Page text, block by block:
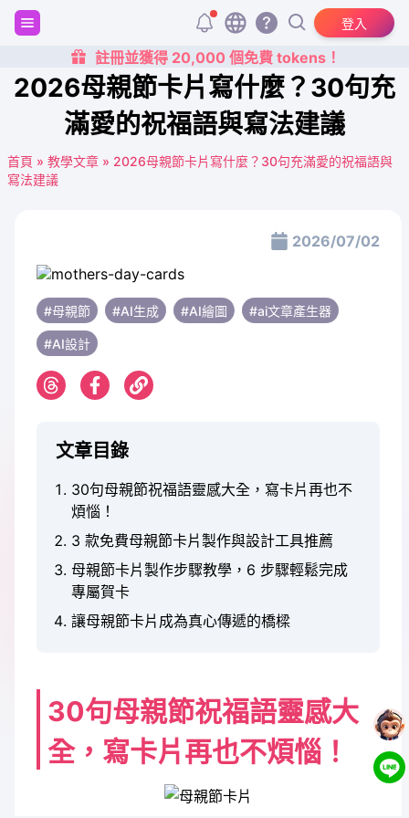
登入
註冊並獲得 20,000 個免費 tokens！
2026母親節卡片寫什麼？30句充
滿愛的祝福語與寫法建議
首頁 » 教學文章 » 2026母親節卡片寫什麼？30句充滿愛的祝福語與
寫法建議
2026/07/02
#母親節 #AI生成 #AI繪圖 #ai文章產生器
#AI設計
文章目錄
30句母親節祝福語靈感大全，寫卡片再也不
煩惱！
3 款免費母親節卡片製作與設計工具推薦
母親節卡片製作步驟教學，6 步驟輕鬆完成
專屬賀卡
讓母親節卡片成為真心傳遞的橋樑
30句母親節祝福語靈感大
全，寫卡片再也不煩惱！